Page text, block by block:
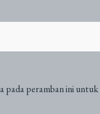
pada peramban ini